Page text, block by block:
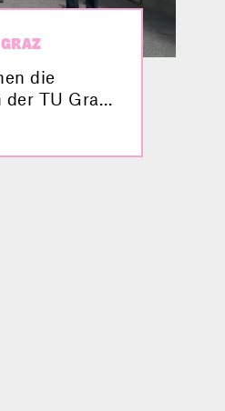
die
der TU Graz